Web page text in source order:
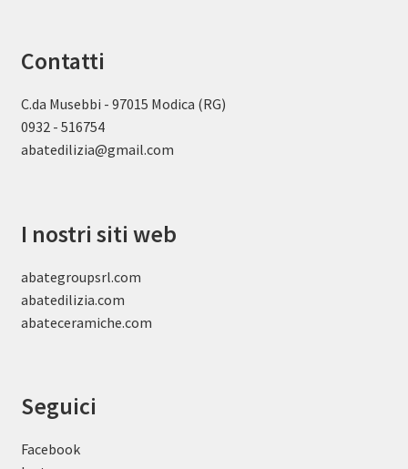
Contatti
C.da Musebbi - 97015 Modica (RG)
0932 - 516754
abatedilizia@gmail.com
I nostri siti web
abategroupsrl.com
abatedilizia.com
abateceramiche.com
Seguici
Facebook